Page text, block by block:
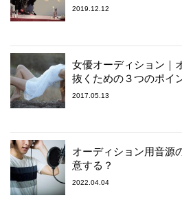
2019.12.12
女優オーディション｜
抜くための３つのポイ
2017.05.13
オーディション用音源
意する？
2022.04.04